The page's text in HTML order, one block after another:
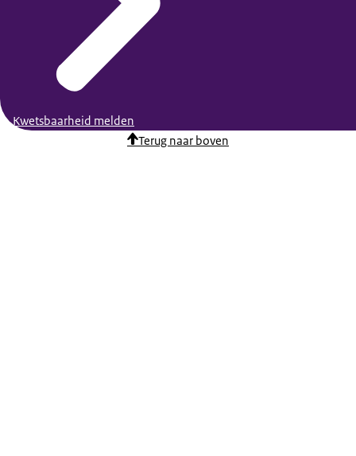
Kwetsbaarheid melden
Terug naar boven